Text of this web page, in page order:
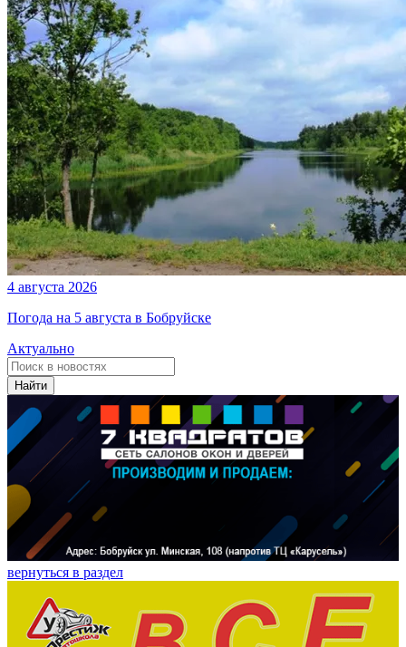
4 августа 2026
Погода на 5 августа в Бобруйске
Актуально
Найти
вернуться в раздел